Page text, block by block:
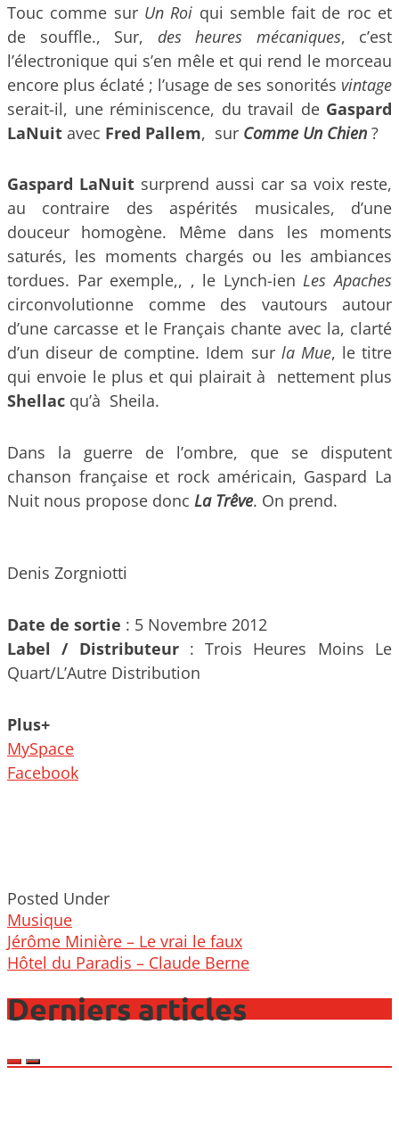
Touc comme sur Un Roi qui semble fait de roc et
de souffle., Sur, des heures mécaniques, c’est
l’électronique qui s’en mêle et qui rend le morceau
encore plus éclaté ; l’usage de ses sonorités vintage
serait-il, une réminiscence, du travail de Gaspard
LaNuit avec Fred Pallem, sur Comme Un Chien?
Gaspard LaNuit surprend aussi car sa voix reste,
au contraire des aspérités musicales, d’une
douceur homogène. Même dans les moments
saturés, les moments chargés ou les ambiances
tordues. Par exemple,, , le Lynch-ienLes Apaches
circonvolutionne comme des vautours autour
d’une carcasse et le Français chante avec la, clarté
d’un diseur de comptine. Idem sur la Mue, le titre
qui envoie le plus et qui plairait à nettement plus
Shellac qu’à Sheila.
Dans la guerre de l’ombre, que se disputent
chanson française et rock américain, Gaspard La
Nuit nous propose donc La Trêve. On prend.
Denis Zorgniotti
Date de sortie : 5 Novembre 2012
Label / Distributeur: Trois Heures Moins Le
Quart/L’Autre Distribution
Plus+
MySpace
Facebook
Posted Under
Musique
Post
navigation
Jérôme Minière – Le vrai le faux
Hôtel du Paradis – Claude Berne
Derniers articles